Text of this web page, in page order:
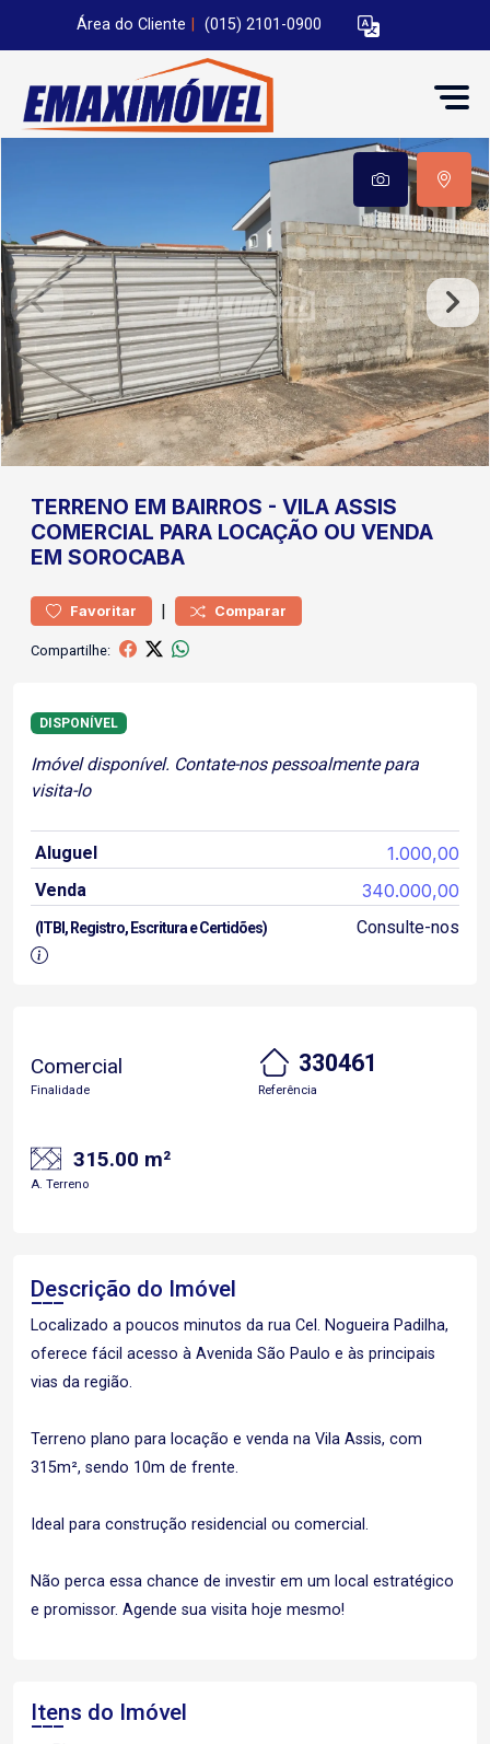
Área do Cliente (015) 2101-0900
TERRENO EM BAIRROS - VILA ASSIS
COMERCIAL PARA LOCAÇÃO OU VENDA
EM SOROCABA
Favoritar | Comparar
Compartilhe:
DISPONÍVEL
Imóvel disponível. Contate-nos pessoalmente para
visita-lo
Aluguel 1.000,00
Venda 340.000,00
(ITBI, Registro, Escritura e Certidões) Consulte-nos
Comercial
Finalidade
330461
Referência
315.00 m²
A. Terreno
Descrição do Imóvel
Localizado a poucos minutos da rua Cel. Nogueira Padilha,
oferece fácil acesso à Avenida São Paulo e às principais
vias da região.
Terreno plano para locação e venda na Vila Assis, com
315m², sendo 10m de frente.
Ideal para construção residencial ou comercial.
Não perca essa chance de investir em um local estratégico
e promissor. Agende sua visita hoje mesmo!
Itens do Imóvel